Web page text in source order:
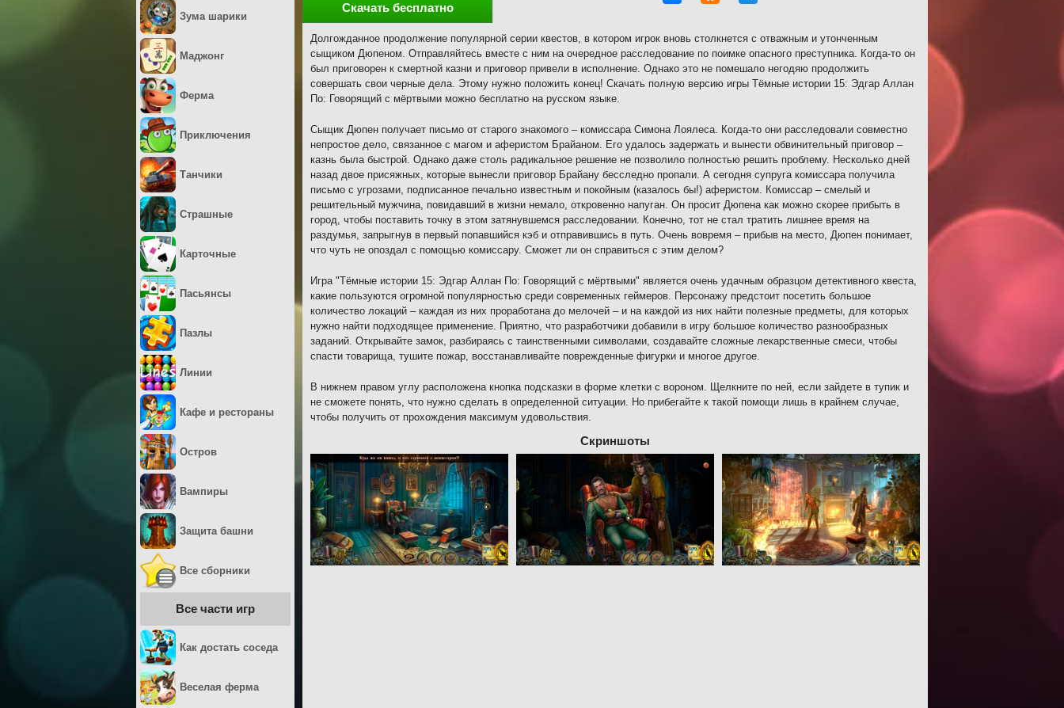
Скачать бесплатно
Долгожданное продолжение популярной серии квестов, в котором игрок вновь столкнется с отважным и утонченным
сыщиком Дюпеном. Отправляйтесь вместе с ним на очередное расследование по поимке опасного преступника. Когда-то он
был приговорен к смертной казни и приговор привели в исполнение. Однако это не помешало негодяю продолжить
совершать свои черные дела. Этому нужно положить конец! Скачать полную версию игры Тёмные истории 15: Эдгар Аллан
По: Говорящий с мёртвыми можно бесплатно на русском языке.
Сыщик Дюпен получает письмо от старого знакомого – комиссара Симона Лоялеса. Когда-то они расследовали совместно
непростое дело, связанное с магом и аферистом Брайаном. Его удалось задержать и вынести обвинительный приговор –
казнь была быстрой. Однако даже столь радикальное решение не позволило полностью решить проблему. Несколько дней
назад двое присяжных, которые вынесли приговор Брайану бесследно пропали. А сегодня супруга комиссара получила
письмо с угрозами, подписанное печально известным и покойным (казалось бы!) аферистом. Комиссар – смелый и
решительный мужчина, повидавший в жизни немало, откровенно напуган. Он просит Дюпена как можно скорее прибыть в
город, чтобы поставить точку в этом затянувшемся расследовании. Конечно, тот не стал тратить лишнее время на
раздумья, запрыгнув в первый попавшийся кэб и отправившись в путь. Очень вовремя – прибыв на место, Дюпен понимает,
что чуть не опоздал с помощью комиссару. Сможет ли он справиться с этим делом?
Игра "Тёмные истории 15: Эдгар Аллан По: Говорящий с мёртвыми" является очень удачным образцом детективного квеста,
какие пользуются огромной популярностью среди современных геймеров. Персонажу предстоит посетить большое
количество локаций – каждая из них проработана до мелочей – и на каждой из них найти полезные предметы, для которых
нужно найти подходящее применение. Приятно, что разработчики добавили в игру большое количество разнообразных
заданий. Открывайте замок, разбираясь с таинственными символами, создавайте сложные лекарственные смеси, чтобы
спасти товарища, тушите пожар, восстанавливайте поврежденные фигурки и многое другое.
В нижнем правом углу расположена кнопка подсказки в форме клетки с вороном. Щелкните по ней, если зайдете в тупик и
не сможете понять, что нужно сделать в определенной ситуации. Но прибегайте к такой помощи лишь в крайнем случае,
чтобы получить от прохождения максимум удовольствия.
Скриншоты
Зума шарики
Маджонг
Ферма
Приключения
Танчики
Страшные
Карточные
Пасьянсы
Пазлы
Линии
Кафе и рестораны
Остров
Вампиры
Защита башни
Все сборники
Все части игр
Как достать соседа
Веселая ферма